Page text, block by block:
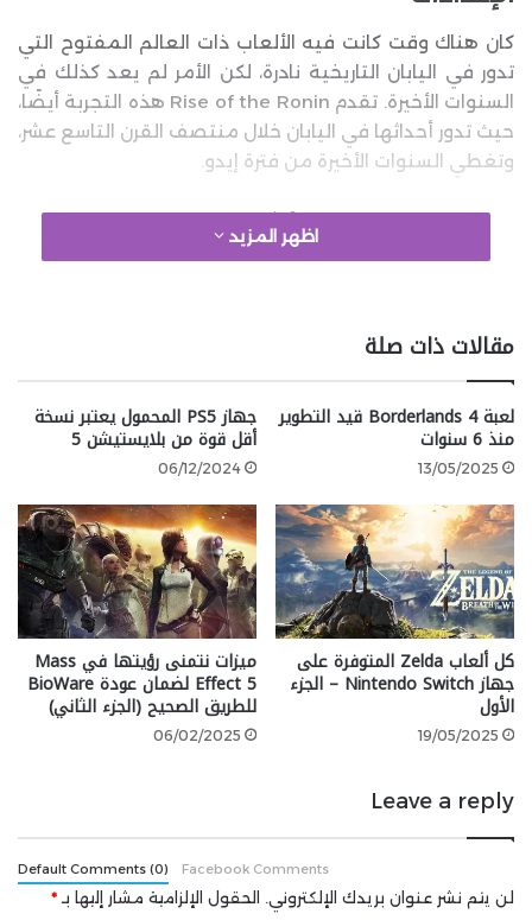
كان هناك وقت كانت فيه الألعاب ذات العالم المفتوح التي
تدور في اليابان التاريخية نادرة، لكن الأمر لم يعد كذلك في
السنوات الأخيرة. تقدم Rise of the Ronin هذه التجربة أيضًا،
حيث تدور أحداثها في اليابان خلال منتصف القرن التاسع عشر،
وتغطي السنوات الأخيرة من فترة إيدو.
google 2
ويعني هذا أن العديد من الشخصيات التاريخية الحقيقية
والبارزة تلعب أدوارًا مهمة في اللعبة، بما في ذلك شُوين
يوشيدا، وريوما ساكاموتو، ويوشينوبو توكوغاوا، وغيرهم.
الشخصية الرئيسية
في Rise of the Ronin، يتحكم اللاعب بشخصية واحدة من
توأمين، حيث يمكن الاختيار بين اللعب كرجل أو كامرأة. يُعرف
التوأمان باسم Blade Twins، وبعد مقتل والديهما على يد
قتلة يعملون لصالح توكوغاوا، ينضمان إلى مجموعة
مقاومة تُدعى Veiled Edge، وتتمثل مهمتك الرئيسية
العالم المفتوح
تعد Rise of the Ronin أول لعبة عالم مفتوح يقدمها
فريق Team Ninja، وهي تأتي بعالم واسع ومليء
اظهر المزيد
مقالات ذات صلة
لعبة Borderlands 4 قيد التطوير
منذ 6 سنوات
13/05/2025
جهاز PS5 المحمول يعتبر نسخة
أقل قوة من بلايستيشن 5
06/12/2024
كل ألعاب Zelda المتوفرة على
جهاز Nintendo Switch – الجزء
الأول
19/05/2025
ميزات نتمنى رؤيتها في Mass
Effect 5 لضمان عودة BioWare
للطريق الصحيح (الجزء الثاني)
06/02/2025
Leave a reply
Default Comments (0) Facebook Comments
لن يتم نشر عنوان بريدك الإلكتروني. الحقول الإلزامية مشار إليها بـ*